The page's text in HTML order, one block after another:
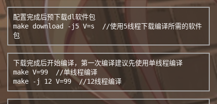
配置完成后预下载dl软件包
make download -j5 V=s  //使用5线程下载编译所需的软件
包
下载完成后开始编译，第一次编译建议先使用单线程编译
make V=99  //单线程编译
make -j 12 V=99  //12线程编译